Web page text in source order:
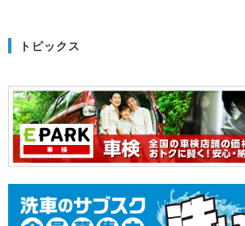
トピックス